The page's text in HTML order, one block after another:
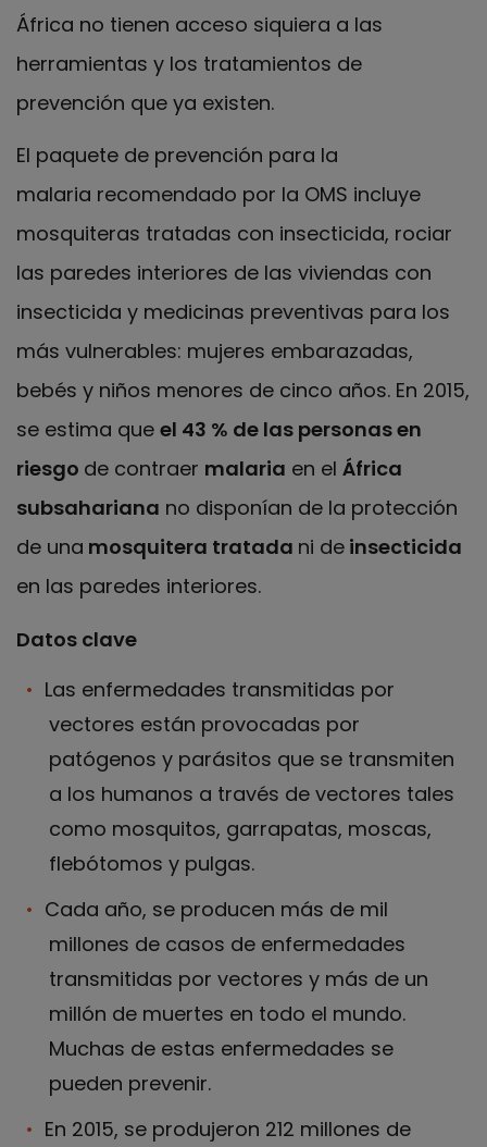
África no tienen acceso siquiera a las
herramientas y los tratamientos de
prevención que ya existen.
El paquete de prevención para la
malaria recomendado por la OMS incluye
mosquiteras tratadas con insecticida, rociar
las paredes interiores de las viviendas con
insecticida y medicinas preventivas para los
más vulnerables: mujeres embarazadas,
bebés y niños menores de cinco años. En 2015,
se estima que el 43 % de las personas en
riesgo de contraer malaria en el África
subsahariana no disponían de la protección
de una mosquitera tratada ni de insecticida
en las paredes interiores.
Datos clave
Las enfermedades transmitidas por
vectores están provocadas por
patógenos y parásitos que se transmiten
a los humanos a través de vectores tales
como mosquitos, garrapatas, moscas,
flebótomos y pulgas.
Cada año, se producen más de mil
millones de casos de enfermedades
transmitidas por vectores y más de un
millón de muertes en todo el mundo.
Muchas de estas enfermedades se
pueden prevenir.
En 2015, se produjeron 212 millones de